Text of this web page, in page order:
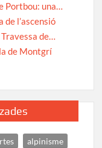
Portbou: una…
de l’ascensió
de…
de Montgrí
alpinisme